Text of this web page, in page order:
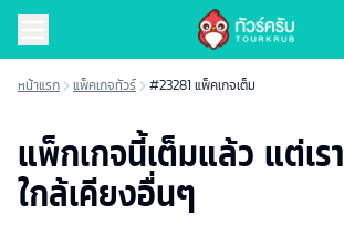
หน้าแรก แพ็คเกจทัวร์ #23281 แพ็คเกจเต็ม
แพ็กเกจนี้เต็มแล้ว แต่เร
ใกล้เคียงอื่นๆ